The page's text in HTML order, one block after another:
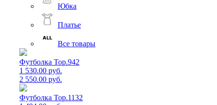
Юбка
Платье
Все товары
Футболка Top.942
1 530.00 руб.
2 550.00 руб.
Футболка Top.1132